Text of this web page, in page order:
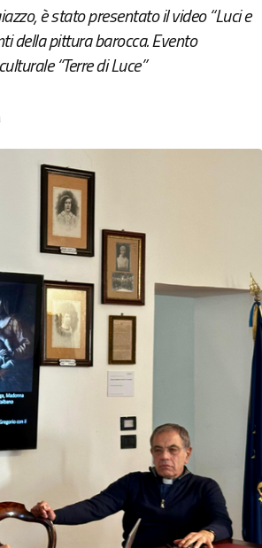
è stato presentato il video “Luci e
della pittura barocca. Evento
“Terre di Luce”